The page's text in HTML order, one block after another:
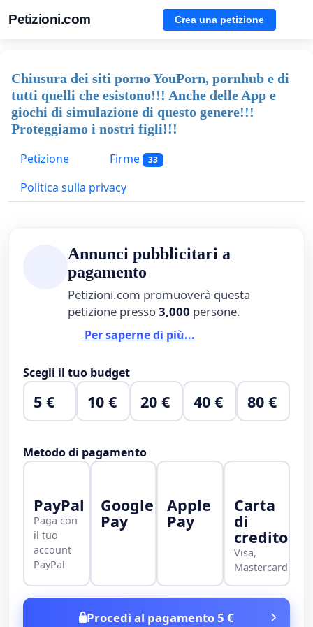
Petizioni.com Crea una petizione
Chiusura dei siti porno YouPorn, pornhub e di
tutti quelli che esistono!!! Anche delle App e
giochi di simulazione di questo genere!!!
Proteggiamo i nostri figli!!!
Petizione
Firme 33
Politica sulla privacy
Annunci pubblicitari a
pagamento
Petizioni.com promuoverà questa
petizione presso3,000 persone.
Per saperne di più...
Scegli il tuo budget
5 € 10 € 20 € 40 € 80 €
Metodo di pagamento
PayPal
Paga con
il tuo
account
PayPal
Google
Pay
Apple
Pay
Carta
di
credito
Visa,
Mastercard
Procedi al pagamento 5 €